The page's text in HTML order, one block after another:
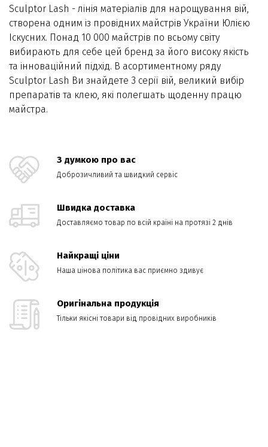
Sculptor Lash - лінія матеріалів для нарощування вій,
створена одним із провідних майстрів України Юлією
Іскусних. Понад 10 000 майстрів по всьому світу
вибирають для себе цей бренд за його високу якість
та інноваційний підхід. В асортиментному ряду
Sculptor Lash Ви знайдете 3 серії вій, великий вибір
препаратів та клею, які полегшать щоденну працю
майстра.
З думкою про вас
Доброзичливий та швидкий сервіс
Швидка доставка
Доставляємо товар по всій країні на протязі 2 днів
Найкращі ціни
Наша цінова політика вас приємно здивує
Оригінальна продукція
Тільки якісні товари від провідних виробників